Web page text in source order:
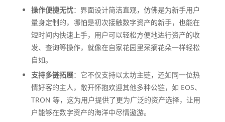
操作便捷无忧：界面设计简洁直观，仿佛是为新手用户
量身定制的，哪怕是初次接触数字资产的新手，也能在
短时间内快速上手，用户可以轻松方便地进行资产的收
发、查询等操作，就像在自家花园里采摘花朵一样轻松
自如。
支持多链拓展：它不仅支持以太坊主链，还如同一位热
情好客的主人，敞开怀抱欢迎其他多种公链，如 EOS、
TRON 等，这为用户提供了更为广泛的资产选择，让用
户能够在数字资产的海洋中尽情遨游。